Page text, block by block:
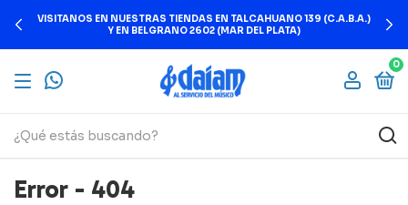
VISITANOS EN NUESTRAS TIENDAS EN TALCAHUANO 139 (C.A.B.A.)
Y EN BELGRANO 2602 (MAR DEL PLATA)
0
Error - 404